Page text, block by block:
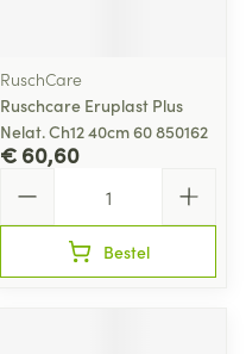
RuschCare
Ruschcare Eruplast Plus
Nelat. Ch12 40cm 60 850162
€ 60,60
Bestel